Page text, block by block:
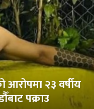
२३ वर्षीय
पक्राउ